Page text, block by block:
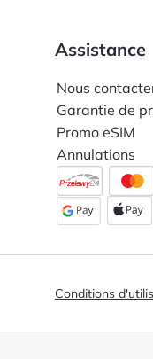
Assistance
Nous
Garantie de
Promo eSIM
Annulations
Conditions